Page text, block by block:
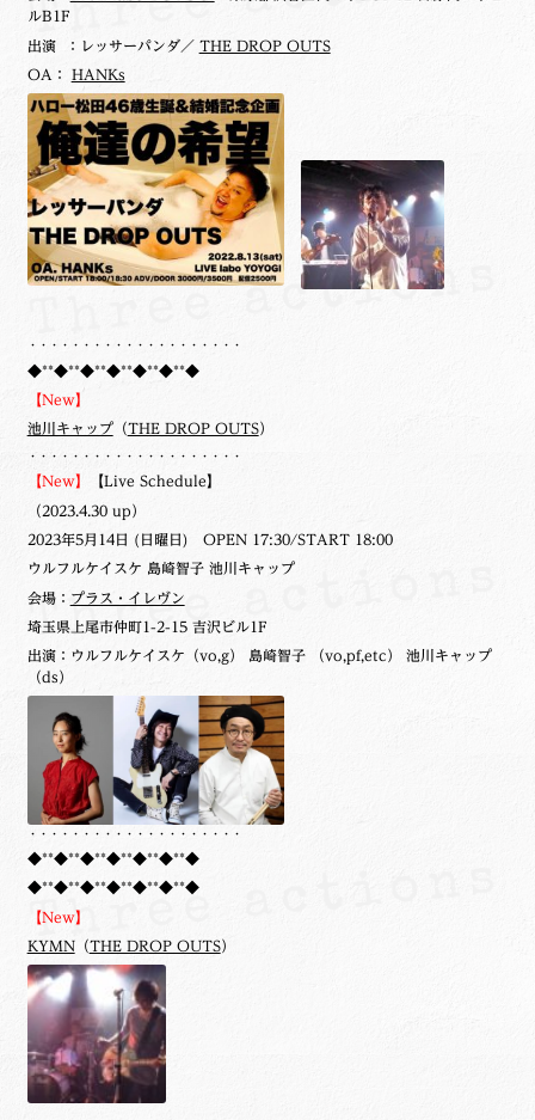
ルB1F
出演 ：レッサーパンダ／ THE DROP OUTS
OA： HANKs
・・・・・・・・・・・・・・・・・・・・
◆**◆**◆**◆**◆**◆**◆
【New】
池川キャップ（THE DROP OUTS）
・・・・・・・・・・・・・・・・・・・・
【New】 【Live Schedule】
（2023.4.30 up）
2023年5月14日 (日曜日) OPEN 17:30/START 18:00
ウルフルケイスケ 島崎智子 池川キャップ
会場： プラス・イレヴン
埼玉県上尾市仲町1-2-15 吉沢ビル1F
出演：ウルフルケイスケ（vo,g） 島崎智子 （vo,pf,etc） 池川キャップ
（ds）
・・・・・・・・・・・・・・・・・・・・
◆**◆**◆**◆**◆**◆**◆
◆**◆**◆**◆**◆**◆**◆
【New】
KYMN（THE DROP OUTS）